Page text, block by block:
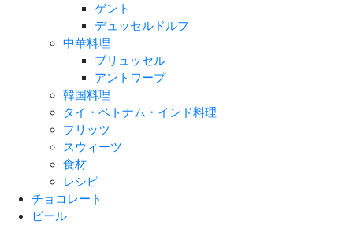
ゲント
デュッセルドルフ
中華料理
ブリュッセル
アントワープ
韓国料理
タイ・ベトナム・インド料理
フリッツ
スウィーツ
食材
レシピ
チョコレート
ビール